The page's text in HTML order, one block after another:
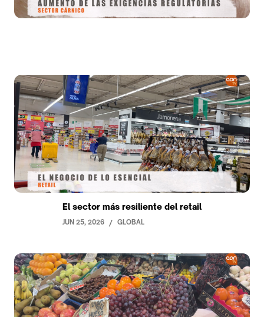
El sector más resiliente del retail
JUN 25, 2026 / GLOBAL